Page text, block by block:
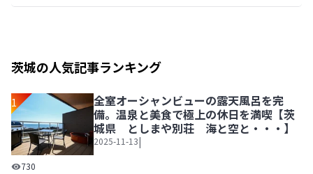
茨城の人気記事ランキング
1
全室オーシャンビューの露天風呂を完備。温泉と美食で
730
全室オーシャンビューの露天風呂を完
備。温泉と美食で極上の休日を満喫【茨
城県 としまや別荘 海と空と・・・】
2025-11-13|